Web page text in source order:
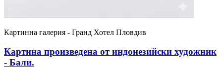
Картинна галерия - Гранд Хотел Пловдив
Картина произведена от индонезийски художник
- Бали.